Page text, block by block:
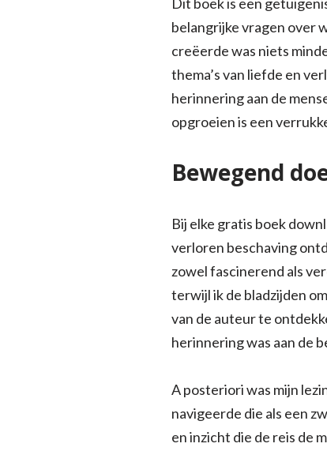
belangrijke vragen over
creëerde was niets
thema’s van liefde en
herinnering aan de
opgroeien is een
Bewegend
Bij elke gratis boek
verloren beschaving
zowel fascinerend als
terwijl ik de bladzijden
van de auteur te
herinnering was aan de
A posteriori was mijn
navigeerde die als een
en inzicht die de reis de